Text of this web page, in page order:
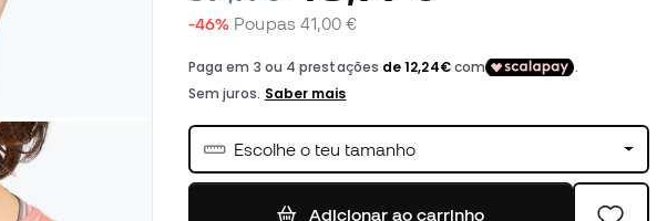
-46% Poupas 41,00 €
Escolhe o teu tamanho
Adicionar ao carrinho